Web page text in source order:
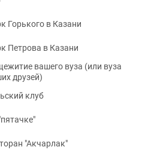
Горького в Казани
Петрова в Казани
вашего вуза (или вуза
друзей)
клуб
"Акчарлак"